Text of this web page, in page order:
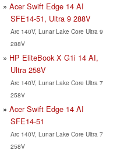
Acer Swift Edge 14 AI
SFE14-51, Ultra 9 288V
Arc 140V, Lunar Lake Core Ultra 9
288V
HP EliteBook X G1i 14 AI,
Ultra 258V
Arc 140V, Lunar Lake Core Ultra 7
258V
Acer Swift Edge 14 AI
SFE14-51
Arc 140V, Lunar Lake Core Ultra 7
258V